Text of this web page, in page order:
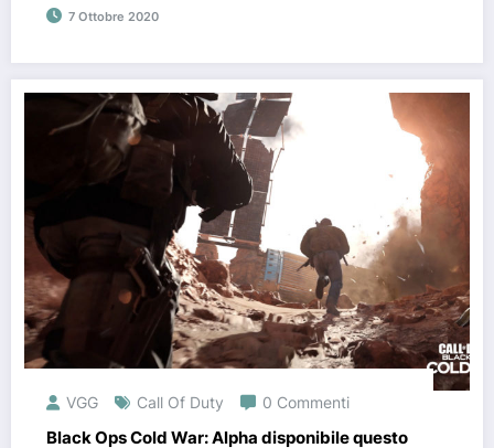
7 Ottobre 2020
VGG Call Of Duty 0 Commenti
Black Ops Cold War: Alpha disponibile questo